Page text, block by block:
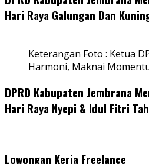
Hari Raya Galungan Dan
Keterangan Foto : Ketua
Harmoni, Maknai
DPRD Kabupaten Jembrana
Hari Raya Nyepi & Idul Fitri
Lowongan Kerja Freelance